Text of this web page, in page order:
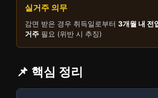
실거주 의무
감면 받은 경우 취득일로부터 3개월 내 전
거주 필요 (위반 시 추징)
📌 핵심 정리